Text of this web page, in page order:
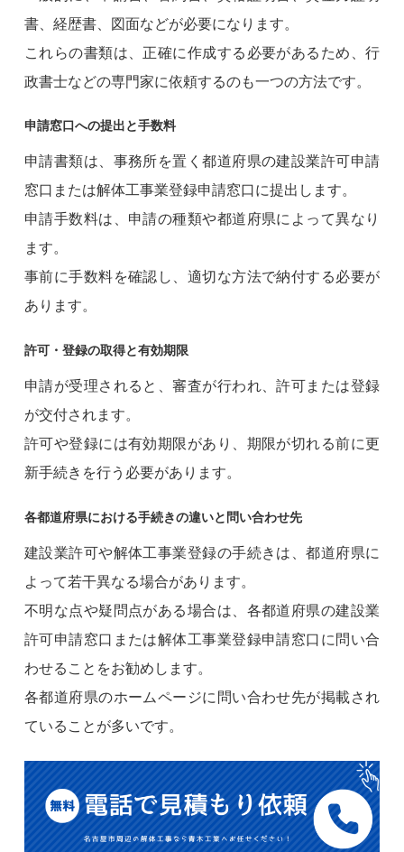
書、経歴書、図面などが必要になります。
これらの書類は、正確に作成する必要があるため、行
政書士などの専門家に依頼するのも一つの方法です。
申請窓口への提出と手数料
申請書類は、事務所を置く都道府県の建設業許可申請
窓口または解体工事業登録申請窓口に提出します。
申請手数料は、申請の種類や都道府県によって異なり
ます。
事前に手数料を確認し、適切な方法で納付する必要が
あります。
許可・登録の取得と有効期限
申請が受理されると、審査が行われ、許可または登録
が交付されます。
許可や登録には有効期限があり、期限が切れる前に更
新手続きを行う必要があります。
各都道府県における手続きの違いと問い合わせ先
建設業許可や解体工事業登録の手続きは、都道府県に
よって若干異なる場合があります。
不明な点や疑問点がある場合は、各都道府県の建設業
許可申請窓口または解体工事業登録申請窓口に問い合
わせることをお勧めします。
各都道府県のホームページに問い合わせ先が掲載され
ていることが多いです。